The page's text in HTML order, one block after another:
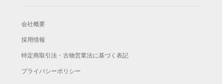
会社概要
採用情報
特定商取引法・古物営業法に基づく表記
プライバシーポリシー